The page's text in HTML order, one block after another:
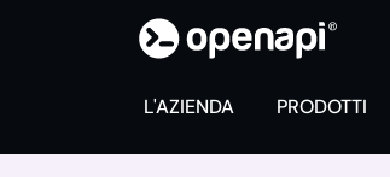
L'AZIENDA PRODOTTI